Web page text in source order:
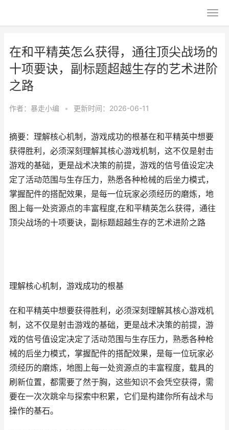
在和平精英怎么获得，通往顶尖战场的
十项要诀，副标题超越生存的艺术进阶
之路
作者： 暴走小编 • 更新时间：2026-06-11
摘要：理解核心机制，游戏成功的根基在和平精英中想要
获得胜利，必须深刻理解其核心游戏机制，这不仅是射击
游戏的基础，更是战术决策的前提，游戏的信号值设定决
定了活动范围与生存压力，熟悉各种枪械的后坐力模式，
掌握配件的搭配效果，是每一位玩家必须经历的磨炼，地
图上每一处资源点的丰富程度,在和平精英怎么获得，通往
顶尖战场的十项要诀，副标题超越生存的艺术进阶之路
理解核心机制，游戏成功的根基
在和平精英中想要获得胜利，必须深刻理解其核心游戏机
制，这不仅是射击游戏的基础，更是战术决策的前提，游
戏的信号值设定决定了活动范围与生存压力，熟悉各种枪
械的后坐力模式，掌握配件的搭配效果，是每一位玩家必
须经历的磨炼，地图上每一处资源点的丰富程度，载具的
刷新位置，都需要了然于胸，这些知识不会凭空获得，需
要在一次次跳伞与探索中积累，它们是构建你所有战术与
操作的基石。